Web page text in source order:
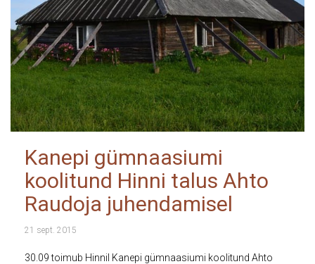
Kanepi gümnaasiumi
koolitund Hinni talus Ahto
Raudoja juhendamisel
21 sept. 2015
30.09 toimub Hinnil Kanepi gümnaasiumi koolitund Ahto